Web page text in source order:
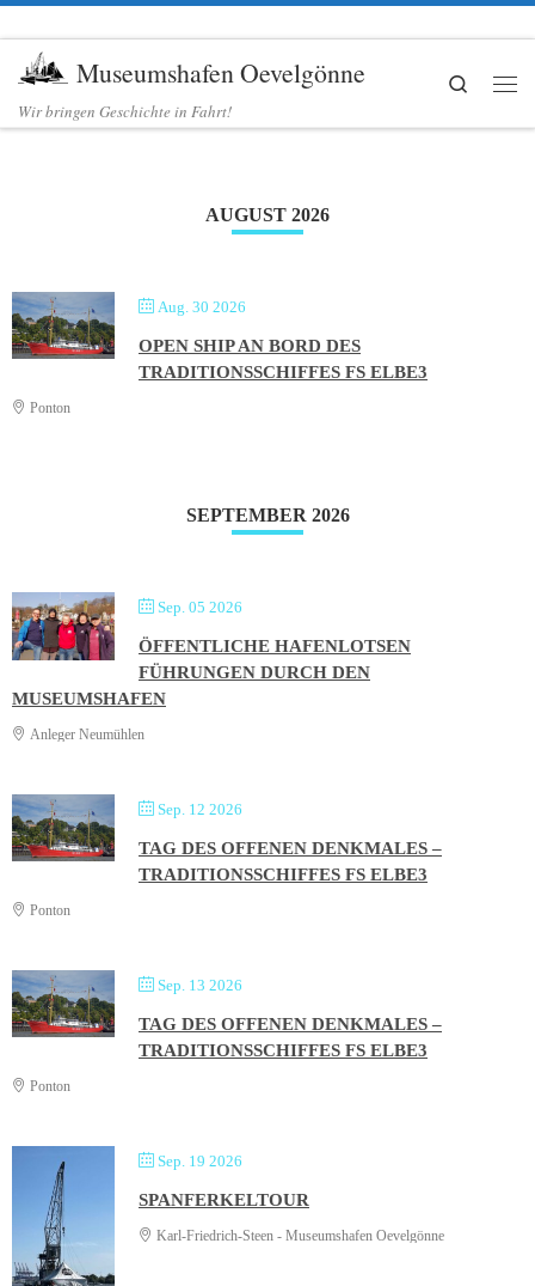
Museumshafen Oevelgönne
Wir bringen Geschichte in Fahrt!
Search
AUGUST 2026
Aug. 30 2026
OPEN SHIP AN BORD DES
TRADITIONSSCHIFFES FS ELBE3
Ponton
SEPTEMBER 2026
Sep. 05 2026
ÖFFENTLICHE HAFENLOTSEN
FÜHRUNGEN DURCH DEN
MUSEUMSHAFEN
Anleger Neumühlen
Sep. 12 2026
TAG DES OFFENEN DENKMALES –
TRADITIONSSCHIFFES FS ELBE3
Ponton
Sep. 13 2026
TAG DES OFFENEN DENKMALES –
TRADITIONSSCHIFFES FS ELBE3
Ponton
Sep. 19 2026
SPANFERKELTOUR
Karl-Friedrich-Steen - Museumshafen Oevelgönne